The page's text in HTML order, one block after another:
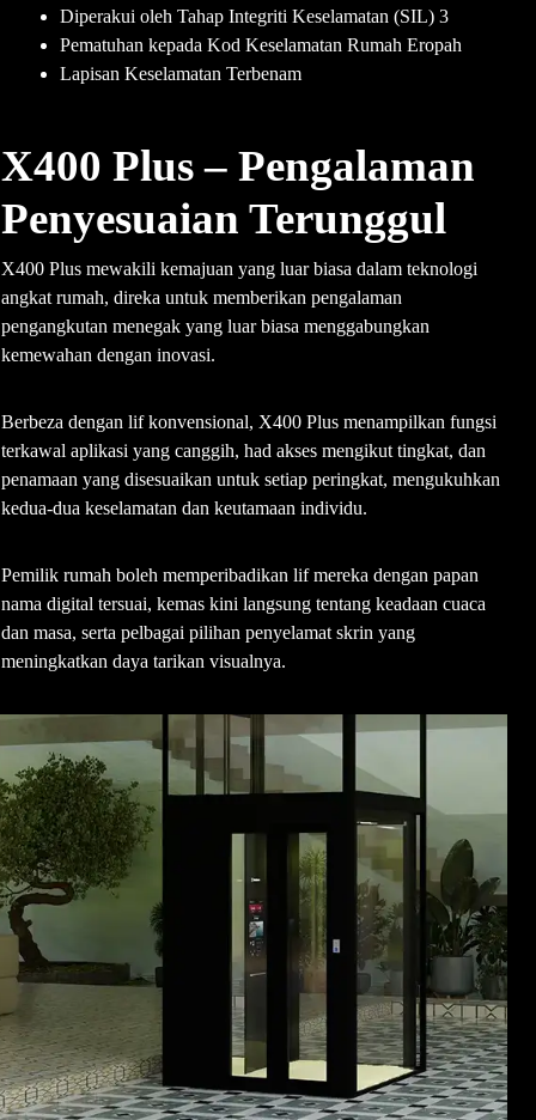
Diperakui oleh Tahap Integriti Keselamatan (SIL) 3
Pematuhan kepada Kod Keselamatan Rumah Eropah
Lapisan Keselamatan Terbenam
X400 Plus – Pengalaman
Penyesuaian Terunggul
X400 Plus mewakili kemajuan yang luar biasa dalam teknologi
angkat rumah, direka untuk memberikan pengalaman
pengangkutan menegak yang luar biasa menggabungkan
kemewahan dengan inovasi.
Berbeza dengan lif konvensional, X400 Plus menampilkan fungsi
terkawal aplikasi yang canggih, had akses mengikut tingkat, dan
penamaan yang disesuaikan untuk setiap peringkat, mengukuhkan
kedua-dua keselamatan dan keutamaan individu.
Pemilik rumah boleh memperibadikan lif mereka dengan papan
nama digital tersuai, kemas kini langsung tentang keadaan cuaca
dan masa, serta pelbagai pilihan penyelamat skrin yang
meningkatkan daya tarikan visualnya.